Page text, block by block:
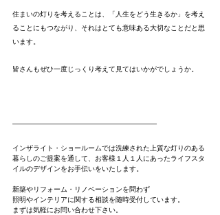
住まいの灯りを考えることは、「人生をどう生きるか」を考え
ることにもつながり、それはとても意味ある大切なことだと思
います。
皆さんもぜひ一度じっくり考えて見てはいかがでしょうか。
---------------------------------------------------------------------------------------------------------
インザライト・ショールームでは洗練された上質な灯りのある
暮らしのご提案を通して、お客様１人１人にあったライフスタ
イルのデザインをお手伝いをいたします。
新築やリフォーム・リノベーションを問わず
照明やインテリアに関する相談を随時受付しています。
まずは気軽にお問い合わせ下さい。